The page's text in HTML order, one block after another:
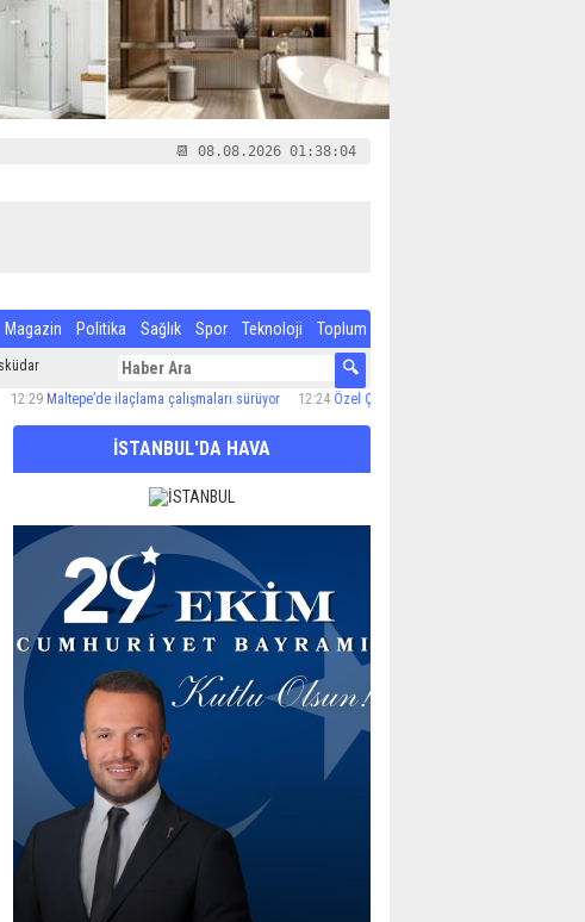
📆 08.08.2026 01:38:05
Magazin Politika Sağlık Spor Teknoloji Toplum
Maltepe’de ilaçlama çalışmaları sürüyor 12:24 Özel Çocuk ve Aile Akademisi’nde 60 Çocuğa
İSTANBUL'DA HAVA